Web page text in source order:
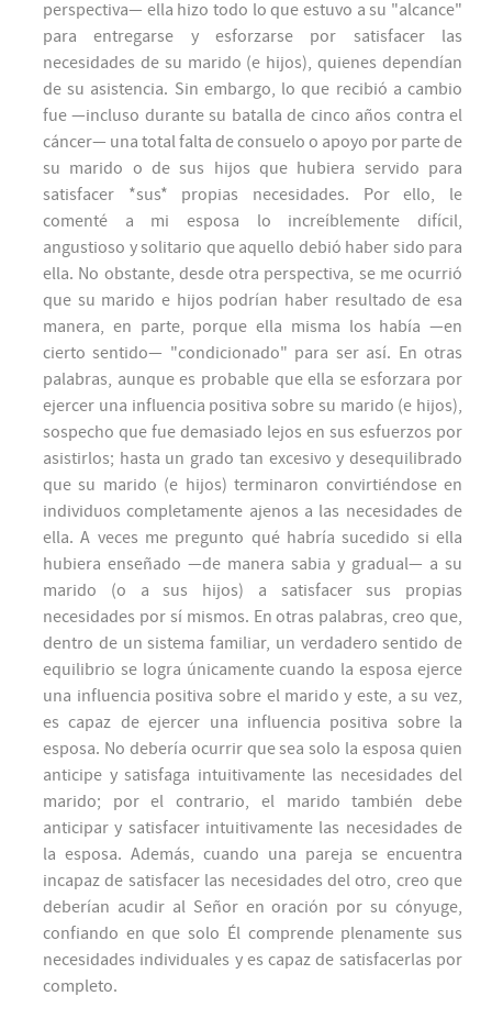
perspectiva— ella hizo todo lo que estuvo a su "alcance"
para entregarse y esforzarse por satisfacer las
necesidades de su marido (e hijos), quienes dependían
de su asistencia. Sin embargo, lo que recibió a cambio
fue —incluso durante su batalla de cinco años contra el
cáncer— una total falta de consuelo o apoyo por parte de
su marido o de sus hijos que hubiera servido para
satisfacer *sus* propias necesidades. Por ello, le
comenté a mi esposa lo increíblemente difícil,
angustioso y solitario que aquello debió haber sido para
ella. No obstante, desde otra perspectiva, se me ocurrió
que su marido e hijos podrían haber resultado de esa
manera, en parte, porque ella misma los había —en
cierto sentido— "condicionado" para ser así. En otras
palabras, aunque es probable que ella se esforzara por
ejercer una influencia positiva sobre su marido (e hijos),
sospecho que fue demasiado lejos en sus esfuerzos por
asistirlos; hasta un grado tan excesivo y desequilibrado
que su marido (e hijos) terminaron convirtiéndose en
individuos completamente ajenos a las necesidades de
ella. A veces me pregunto qué habría sucedido si ella
hubiera enseñado —de manera sabia y gradual— a su
marido (o a sus hijos) a satisfacer sus propias
necesidades por sí mismos. En otras palabras, creo que,
dentro de un sistema familiar, un verdadero sentido de
equilibrio se logra únicamente cuando la esposa ejerce
una influencia positiva sobre el marido y este, a su vez,
es capaz de ejercer una influencia positiva sobre la
esposa. No debería ocurrir que sea solo la esposa quien
anticipe y satisfaga intuitivamente las necesidades del
marido; por el contrario, el marido también debe
anticipar y satisfacer intuitivamente las necesidades de
la esposa. Además, cuando una pareja se encuentra
incapaz de satisfacer las necesidades del otro, creo que
deberían acudir al Señor en oración por su cónyuge,
confiando en que solo Él comprende plenamente sus
necesidades individuales y es capaz de satisfacerlas por
completo.